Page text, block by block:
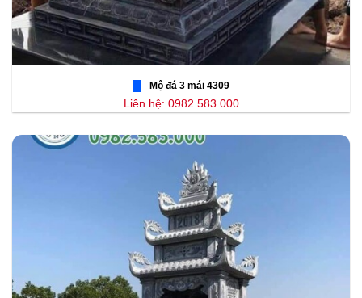
Mộ đá 3 mái 4309
Liên hệ: 0982.583.000